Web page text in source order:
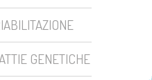
GENETICHE